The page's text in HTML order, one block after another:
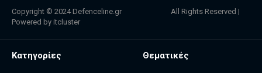
Copyright © 2024 Defenceline.gr All Rights Reserved |
Powered by itcluster
Κατηγορίες Θεματικές